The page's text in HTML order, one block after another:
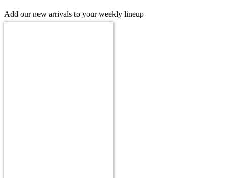
Add our new arrivals to your weekly lineup